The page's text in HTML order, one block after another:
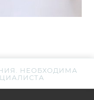
НЕОБХОДИМА